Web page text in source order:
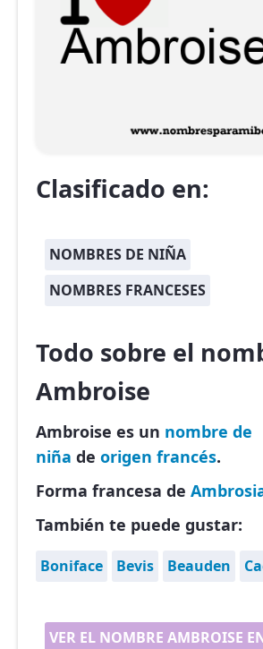
Clasificado en:
NOMBRES DE NIÑA
NOMBRES FRANCESES
Todo sobre el
Ambroise
Ambroise es un nombre de
niña de origen francés.
Forma francesa de
También te puede gustar:
Boniface Bevis Beauden
VER EL NOMBRE AMBROISE